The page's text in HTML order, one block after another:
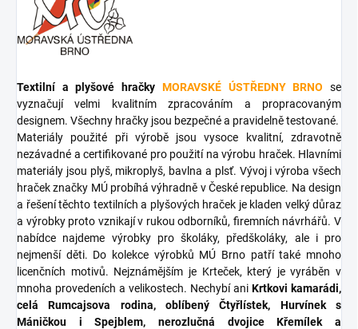
Textilní a plyšové hračky MORAVSKÉ ÚSTŘEDNY BRNO se
vyznačují velmi kvalitním zpracováním a propracovaným
designem. Všechny hračky jsou bezpečné a pravidelně testované.
Materiály použité při výrobě jsou vysoce kvalitní, zdravotně
nezávadné a certifikované pro použití na výrobu hraček. Hlavními
materiály jsou plyš, mikroplyš, bavlna a plsť. Vývoj i výroba všech
hraček značky MÚ probíhá výhradně v České republice. Na design
a řešení těchto textilních a plyšových hraček je kladen velký důraz
a výrobky proto vznikají v rukou odborníků, firemních návrhářů. V
nabídce najdeme výrobky pro školáky, předškoláky, ale i pro
nejmenší děti. Do kolekce výrobků MÚ Brno patří také mnoho
licenčních motivů. Nejznámějším je Krteček, který je vyráběn v
mnoha provedeních a velikostech. Nechybí ani Krtkovi kamarádi,
celá Rumcajsova rodina, oblíbený Čtyřlístek, Hurvínek s
Máničkou i Spejblem, nerozlučná dvojice Křemílek a